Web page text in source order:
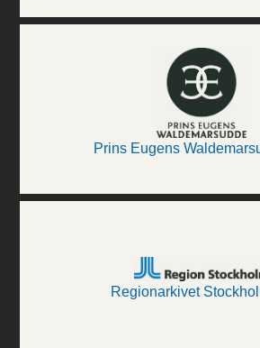
Prins Eugens
Regionarkivet